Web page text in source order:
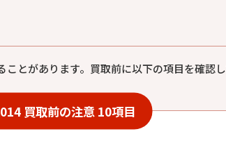
とがあります。買取前に以下の項目を確認し
買取前の注意 10項目